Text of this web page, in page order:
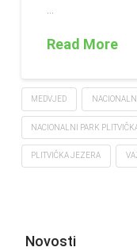
…
Read More
MEDVJED
NACIONALNI PARK
PLITVIČKA JEZERA
Novosti